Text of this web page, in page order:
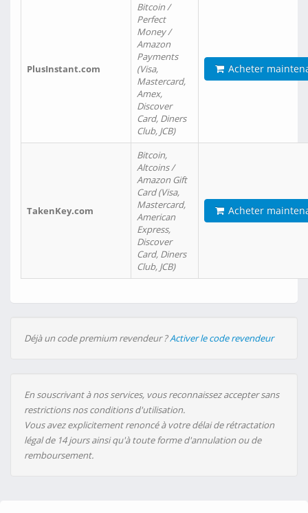
PlusInstant.com
Bitcoin /
Perfect
Money /
Amazon
Payments
(Visa,
Mastercard,
Amex,
Discover
Card, Diners
Club, JCB)
Acheter
TakenKey.com
Bitcoin,
Altcoins /
Amazon Gift
Card (Visa,
Mastercard,
American
Express,
Discover
Card, Diners
Club, JCB)
Acheter
Déjà un code premium revendeur ?Activer le code revendeur
En souscrivant à nos services, vous reconnaissez accepter sans
restrictions nos conditions d'utilisation.
Vous avez explicitement renoncé à votre délai de rétractation
légal de 14 jours ainsi qu'à toute forme d'annulation ou de
remboursement.